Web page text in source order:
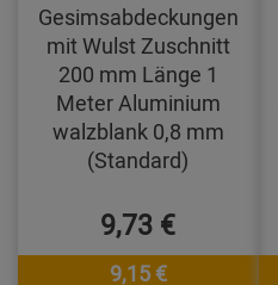
Gesimsabdeckungen
mit Wulst Zuschnitt
200 mm Länge 1
Meter Aluminium
walzblank 0,8 mm
(Standard)
9,73 €
9,15 €